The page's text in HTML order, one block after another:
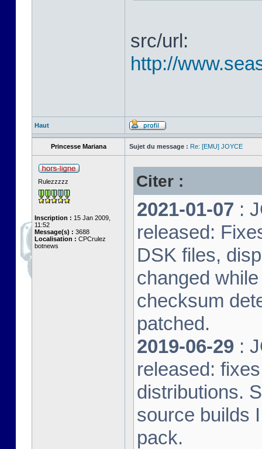
src/url:
http://
Haut
Princesse Mariana Sujet du message : Re: [EMU] JOYCE
Rulezzzzz
Inscription : 15 Jan 2009,
11:52
Message(s) : 3688
Localisation : CPCrulez
botnews
Citer :
2021-01-07 :
released:
DSK files,
changed
checksum
patched.
2019-06-29 :
released:
distributions.
source builds
pack.